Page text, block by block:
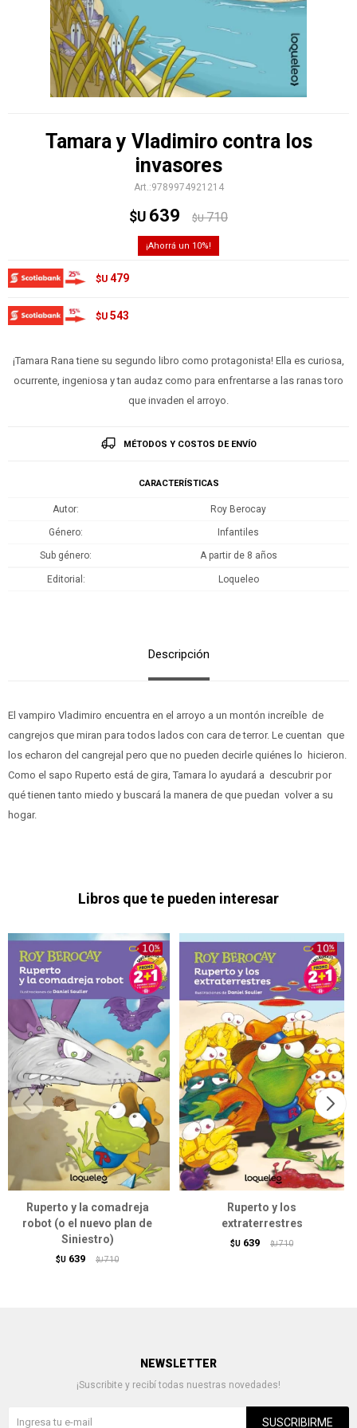
Tamara y Vladimiro contra los
invasores
9789974921214
$U 639 $U 710
10
$U 479
$U 543
¡Tamara Rana tiene su segundo libro como protagonista! Ella es curiosa,
ocurrente, ingeniosa y tan audaz como para en­frentarse a las ranas toro
que invaden el arroyo.
MÉTODOS Y COSTOS DE ENVÍO
CARACTERÍSTICAS
Autor Roy Berocay
Género Infantiles
Sub género A partir de 8 años
Editorial Loqueleo
Descripción
El vampiro Vladimiro encuentra en el arroyo a un montón increíble de
cangrejos que miran para todos lados con cara de terror. Le cuentan que
los echaron del cangrejal pero que no pueden decirle quiénes lo hicieron.
Como el sapo Ruperto está de gira, Tamara lo ayudará a descubrir por
qué tienen tanto miedo y buscará la manera de que puedan volver a su
hogar.
Libros que te pueden interesar
Ruperto y la comadreja
robot (o el nuevo plan de
Siniestro)
$U 639 $U 710
Ruperto y los
extraterrestres
$U 639 $U 710
NEWSLETTER
¡Suscribite y recibí todas nuestras novedades!
SUSCRIBIRME